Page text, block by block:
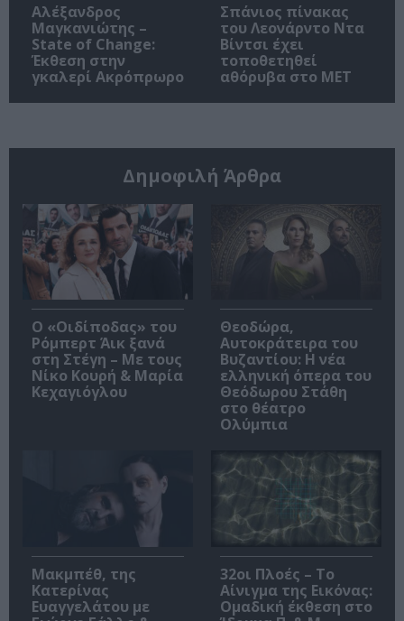
Αλέξανδρος
Μαγκανιώτης –
State of Change:
Έκθεση στην
γκαλερί Ακρόπρωρο
Σπάνιος πίνακας
του Λεονάρντο Ντα
Βίντσι έχει
τοποθετηθεί
αθόρυβα στο MET
Δημοφιλή Άρθρα
O «Οιδίποδας» του
Ρόμπερτ Άικ ξανά
στη Στέγη – Με τους
Νίκο Κουρή & Μαρία
Κεχαγιόγλου
Θεοδώρα,
Αυτοκράτειρα του
Βυζαντίου: Η νέα
ελληνική όπερα του
Θεόδωρου Στάθη
στο θέατρο
Ολύμπια
Μακμπέθ, της
Κατερίνας
Ευαγγελάτου με
32οι Πλοές – Το
Αίνιγμα της Εικόνας:
Ομαδική έκθεση στο